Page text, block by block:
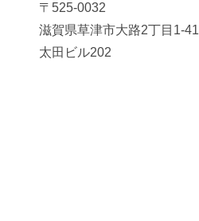
〒525-0032
滋賀県草津市大路2丁目1-41
太田ビル202